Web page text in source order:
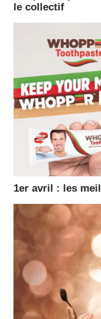
le collectif
1er avril : les